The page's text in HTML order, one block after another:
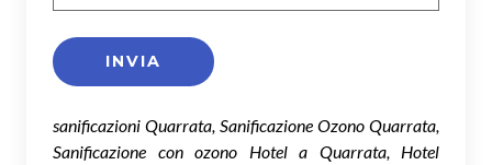
sanificazioni Quarrata, Sanificazione Ozono Quarrata,
Sanificazione con ozono Hotel a Quarrata, Hotel